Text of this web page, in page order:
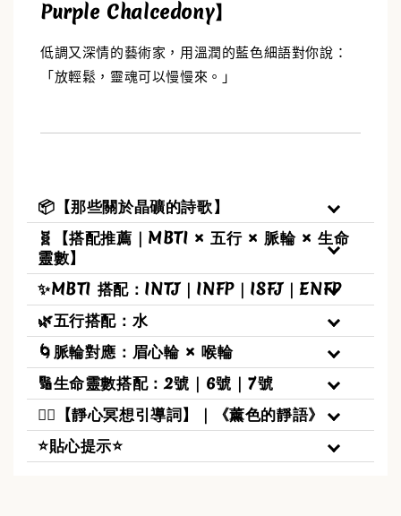
✨【水晶福袋】🔮 搶來的福袋沒中獎？水晶福
袋幫你翻盤💎能量UP💎
NT$ 388
NT$ 488
-
加入購物車
Purple Chalcedony】
低調又深情的藝術家，用溫潤的藍色細語對你說：
「放輕鬆，靈魂可以慢慢來。」
📦【那些關於晶礦的詩歌】
🧬【搭配推薦｜MBTI × 五行 × 脈輪 × 生命
靈數】
✨MBTI 搭配：INTJ｜INFP｜ISFJ｜ENFP
🌿五行搭配：水
🌀脈輪對應：眉心輪 × 喉輪
🔢生命靈數搭配：2號｜6號｜7號
🧘‍♀️【靜心冥想引導詞】｜《薰色的靜語》
⭐貼心提示⭐